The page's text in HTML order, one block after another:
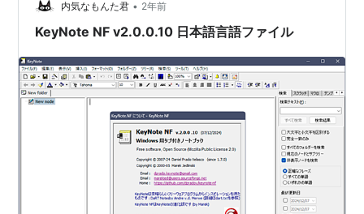
内気なもんた君 • 2年前
KeyNote NF v2.0.0.10 日本語言語ファイル